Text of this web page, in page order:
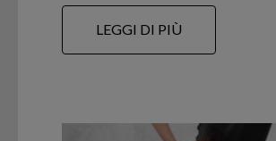
LEGGI DI PIÙ